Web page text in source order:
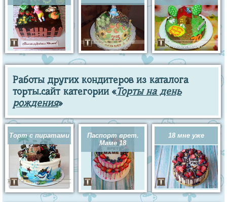
Работы других кондитеров из каталога
торты.сайт категории «Торты на день
рождения»
Торт с пиратами
Паспорт врет.
Маме 18
18 мне уже